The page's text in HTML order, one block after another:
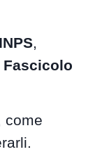
INPS
Fascicolo
come